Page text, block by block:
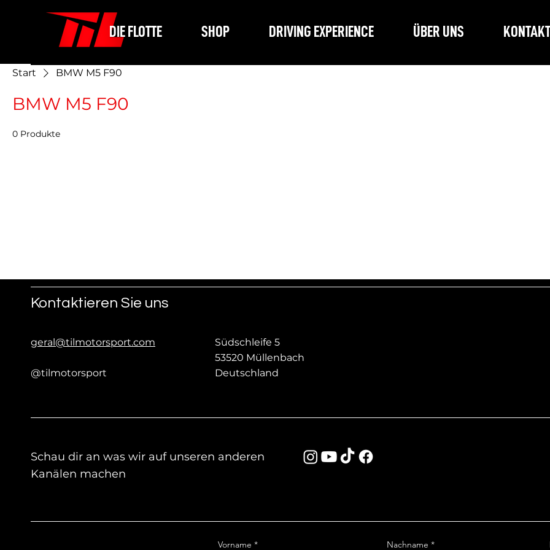
DIE FLOTTE SHOP DRIVING EXPERIENCE ÜBER UNS KONTAKT
Start BMW M5 F90
BMW M5 F90
0 Produkte
Kontaktieren Sie uns
geral@tilmotorsport.com
@tilmotorsport
Südschleife 5
53520 Müllenbach
Deutschland
Schau dir an was wir auf unseren anderen
Kanälen machen
Vorname Nachname